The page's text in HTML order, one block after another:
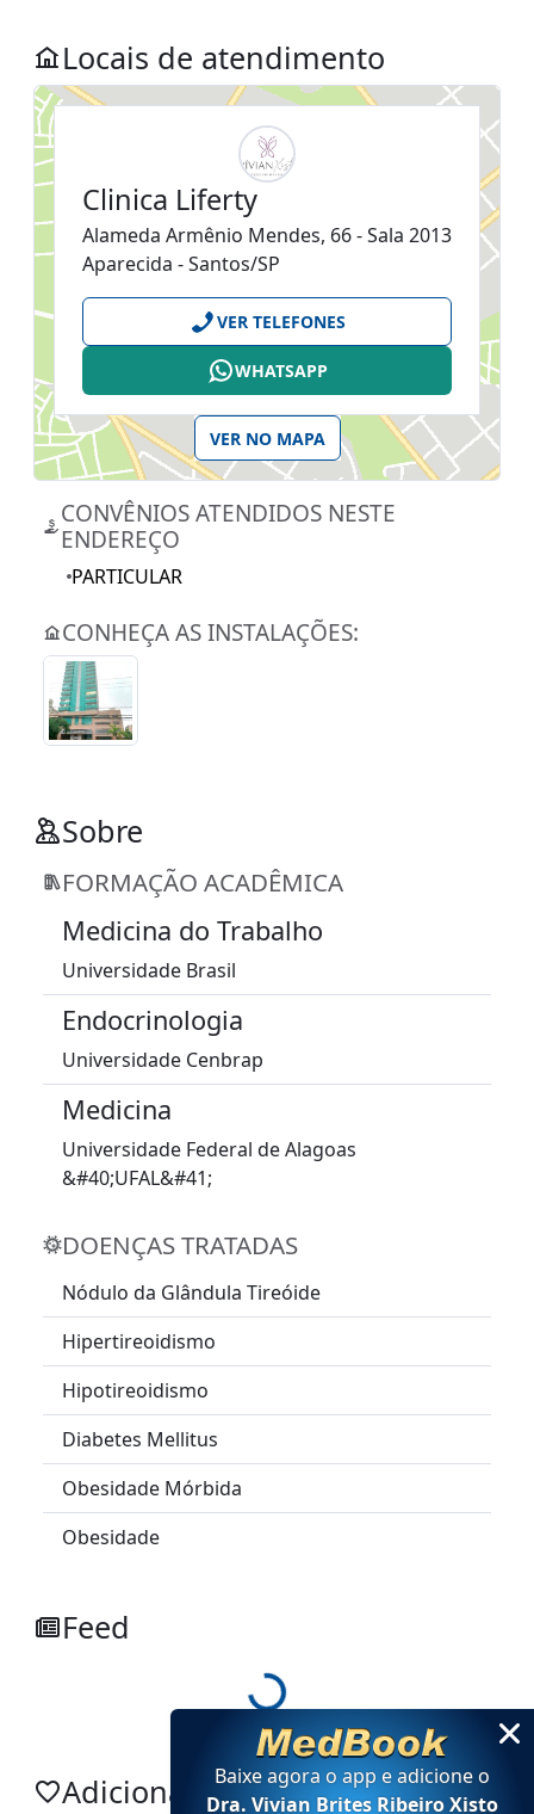
Locais de atendimento
Clinica Liferty
Alameda Armênio Mendes, 66 - Sala 2013
Aparecida - Santos/SP
VER TELEFONES
WHATSAPP
VER NO MAPA
CONVÊNIOS ATENDIDOS NESTE
ENDEREÇO
PARTICULAR
CONHEÇA AS INSTALAÇÕES:
Sobre
FORMAÇÃO ACADÊMICA
Medicina do Trabalho
Universidade Brasil
Endocrinologia
Universidade Cenbrap
Medicina
Universidade Federal de Alagoas
&#40;UFAL&#41;
DOENÇAS TRATADAS
Nódulo da Glândula Tireóide
Hipertireoidismo
Hipotireoidismo
Diabetes Mellitus
Obesidade Mórbida
Obesidade
Feed Loading...
Adicionar no appBaixe agora o app e adicioneo
Dra. Vivian Brites Ribeiro Xisto